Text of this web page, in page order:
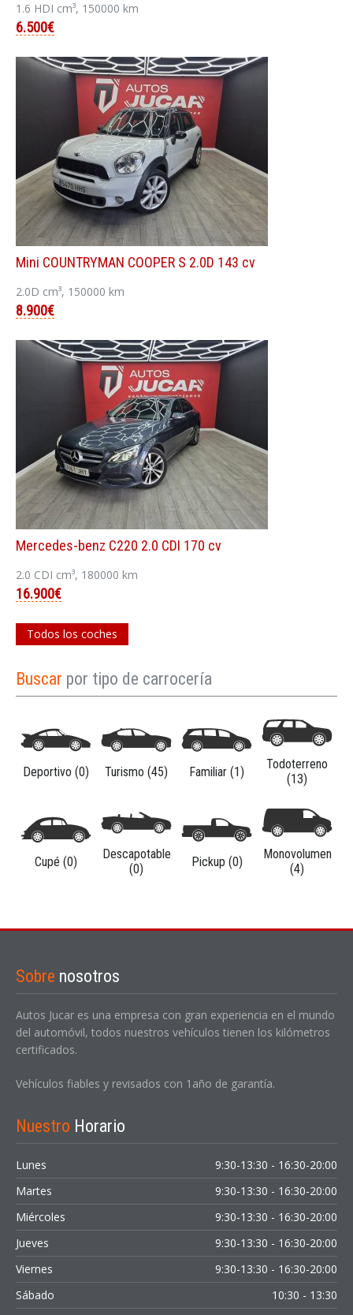
1.6 HDI cm³, 150000 km
6.500€
Mini COUNTRYMAN COOPER S 2.0D 143 cv
2.0D cm³, 150000 km
8.900€
Mercedes-benz C220 2.0 CDI 170 cv
2.0 CDI cm³, 180000 km
16.900€
Todos los coches
Buscar por tipo de carrocería
Deportivo (0) Turismo (45) Familiar (1)
Todoterreno
(13)
Cupé (0)
Descapotable
(0)
Pickup (0)
Monovolumen
(4)
Sobre nosotros
Autos Jucar es una empresa con gran experiencia en el mundo
del automóvil, todos nuestros vehículos tienen los kilómetros
certificados.
Vehículos fiables y revisados con 1año de garantía.
Nuestro Horario
Lunes
9:30-13:30 - 16:30-20:00
Martes
9:30-13:30 - 16:30-20:00
Miércoles
9:30-13:30 - 16:30-20:00
Jueves
9:30-13:30 - 16:30-20:00
Viernes
9:30-13:30 - 16:30-20:00
Sábado
10:30 - 13:30